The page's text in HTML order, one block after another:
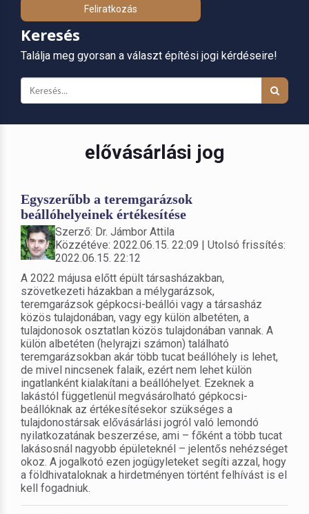
Feliratkozás
Keresés
Találja meg gyorsan a választ építési jogi kérdéseire!
elővásárlási jog
Egyszerűbb a teremgarázsok
beállóhelyeinek értékesítése
Szerző: Dr. Jámbor Attila
Közzétéve: 2022.06.15. 22:09 | Utolsó frissítés:
2022.06.15. 22:12
A 2022 májusa előtt épült társasházakban,
szövetkezeti házakban a mélygarázsok,
teremgarázsok gépkocsi-beállói vagy a társasház
közös tulajdonában, vagy egy külön albetéten, a
tulajdonosok osztatlan közös tulajdonában vannak. A
külön albetéten (helyrajzi számon) található
teremgarázsokban akár több tucat beállóhely is lehet,
de mivel nincsenek falaik, ezért nem lehet külön
ingatlanként kialakítani a beállóhelyet. Ezeknek a
lakástól függetlenül megvásárolható gépkocsi-
beállóknak az értékesítésekor szükséges a
tulajdonostársak elővásárlási jogról való lemondó
nyilatkozatának beszerzése, ami – főként a több tucat
lakásosnál nagyobb épületeknél – jelentős nehézséget
okoz. A jogalkotó ezen jogügyleteket segíti azzal, hogy
a földhivataloknak a hirdetményen történt felhívást is el
kell fogadniuk.